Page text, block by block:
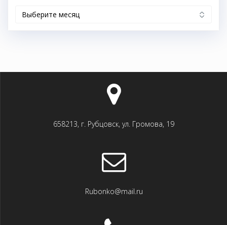
658213, г. Рубцовск, ул. Громова, 19
Rubonko@mail.ru